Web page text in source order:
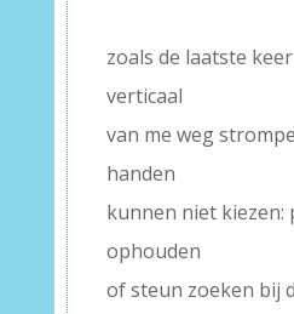
zoals de laatste
verticaal
van me weg
handen
kunnen niet kiezen:
ophouden
of steun zoeken bij